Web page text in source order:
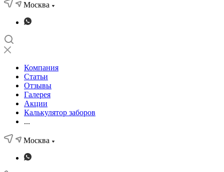
Москва
Компания
Статьи
Отзывы
Галерея
Акции
Калькулятор заборов
...
Москва